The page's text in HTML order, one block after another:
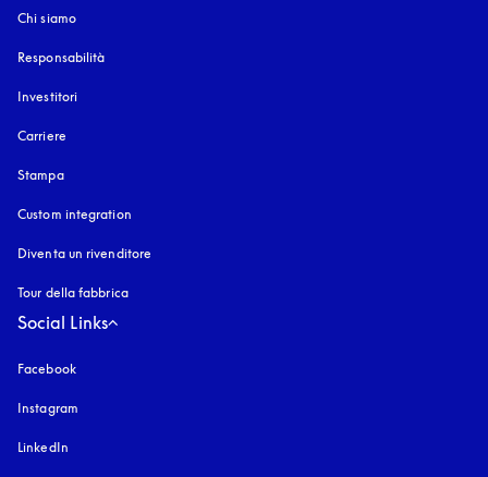
Chi siamo
Responsabilità
Investitori
Carriere
Stampa
Custom integration
Diventa un rivenditore
Tour della fabbrica
Social Links
Facebook
Instagram
LinkedIn